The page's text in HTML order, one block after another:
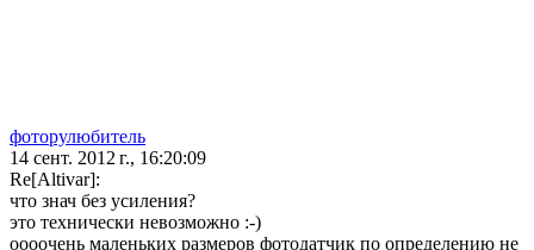
фоторулюбитель
14 сент. 2012 г., 16:20:09
Re[Altivar]:
что знач без усиления?
это технически невозможно :-)
оооочень маленьких размеров фотодатчик по определению не